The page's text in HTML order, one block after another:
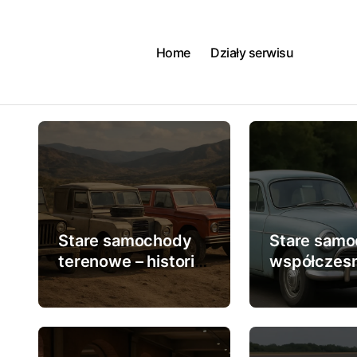
Home Działy serwisu
Stare samochody
terenowe – historia
4×4
Stare
przepisy